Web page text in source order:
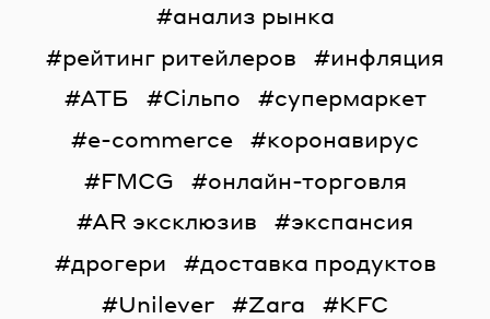
анализ рынка
рейтинг ритейлеров
инфляция
АТБ
Сільпо
супермаркет
e-commerce
коронавирус
FMCG
онлайн-торговля
AR эксклюзив
экспансия
дрогери
доставка продуктов
Unilever
Zara
KFC